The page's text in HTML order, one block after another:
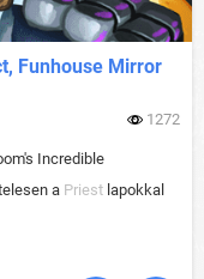
Funhouse Mirror
1272
Incredible
a Priest lapokkal